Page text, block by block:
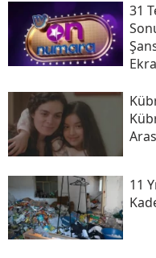
31
11